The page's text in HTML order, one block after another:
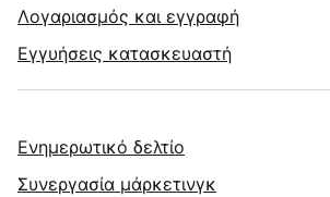
Λογαριασμός και εγγραφή
Εγγυήσεις κατασκευαστή
Ενημερωτικό δελτίο
Συνεργασία μάρκετινγκ